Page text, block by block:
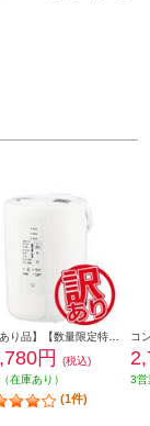
円
(税込)
在庫あり）
(1件)
3営